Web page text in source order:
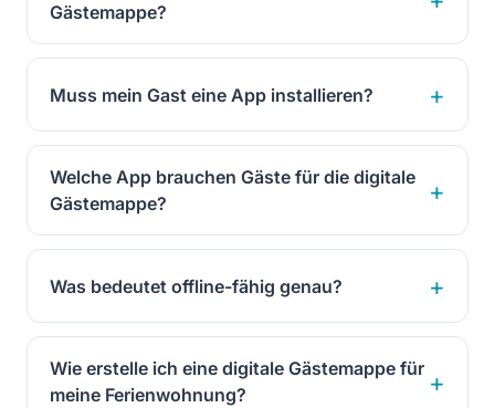
Gästemappe?
Muss mein Gast eine App installieren?
Welche App brauchen Gäste für die digitale
Gästemappe?
Was bedeutet offline-fähig genau?
Wie erstelle ich eine digitale Gästemappe für
meine Ferienwohnung?